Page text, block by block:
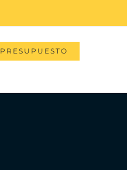
PRESUPUESTO